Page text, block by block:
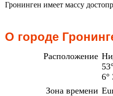
Гронинген имеет массу
О городе
Расположение
6°
Зона времени